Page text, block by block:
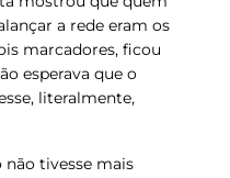
a rede eram os
marcadores, ficou
esperava que o
literalmente,
tivesse mais